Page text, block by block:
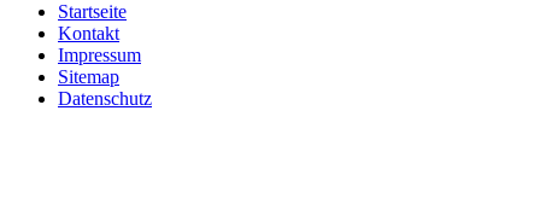
Startseite
Kontakt
Impressum
Sitemap
Datenschutz